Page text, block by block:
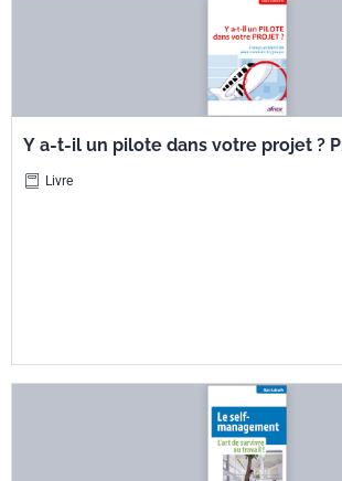
Y a-t-il un pilote dans votre projet ?
mentor pour conduire le groupe
Livre